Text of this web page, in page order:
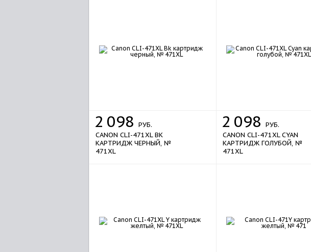
2 098 РУБ.
CANON CLI-471XL BK
КАРТРИДЖ ЧЕРНЫЙ, №
471XL
2 098 РУБ.
CANON CLI-471XL CYAN
КАРТРИДЖ ГОЛУБОЙ, №
471XL